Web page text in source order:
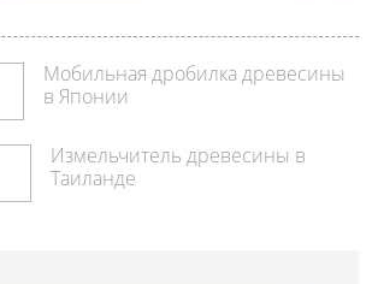
Мобильная дробилка древесины
в Японии
Измельчитель древесины в
Таиланде